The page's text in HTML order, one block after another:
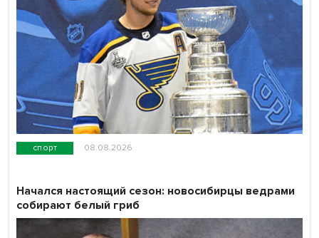
спорт 08.08.2026
Начался настоящий сезон: новосибирцы ведрами
собирают белый гриб